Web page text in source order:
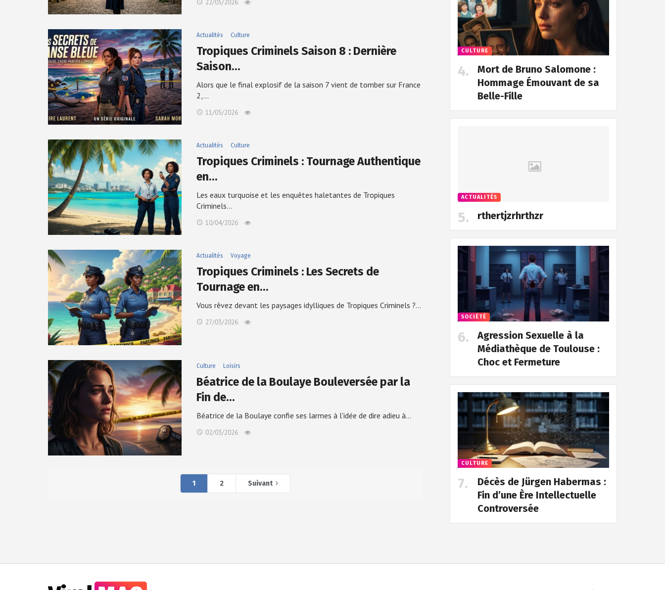
22/05/2026
Actualités Culture
Tropiques Criminels Saison 8 : Dernière
Saison…
Alors que le final explosif de la saison 7 vient de tomber sur France
2,…
11/05/2026
Actualités Culture
Tropiques Criminels : Tournage Authentique
en…
Les eaux turquoise et les enquêtes haletantes de Tropiques
Criminels…
10/04/2026
Actualités Voyage
Tropiques Criminels : Les Secrets de
Tournage en…
Vous rêvez devant les paysages idylliques de Tropiques Criminels ?…
27/03/2026
Culture Loisirs
Béatrice de la Boulaye Bouleversée par la
Fin de…
Béatrice de la Boulaye confie ses larmes à l'idée de dire adieu à…
02/03/2026
1 2 Suivant
CULTURE
Mort de Bruno Salomone :
Hommage Émouvant de sa
Belle-Fille
ACTUALITÉS
rthertjzrhrthzr
SOCIÉTÉ
Agression Sexuelle à la
Médiathèque de Toulouse :
Choc et Fermeture
CULTURE
Décès de Jürgen Habermas :
Fin d’une Ère Intellectuelle
Controversée